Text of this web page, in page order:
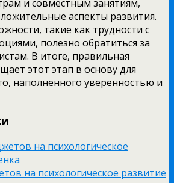
и совместным занятиям,
аспекты развития.
такие как трудности с
полезно обратиться за
В итоге, правильная
этот этап в основу для
наполненного уверенностью и
на психологическое развитие